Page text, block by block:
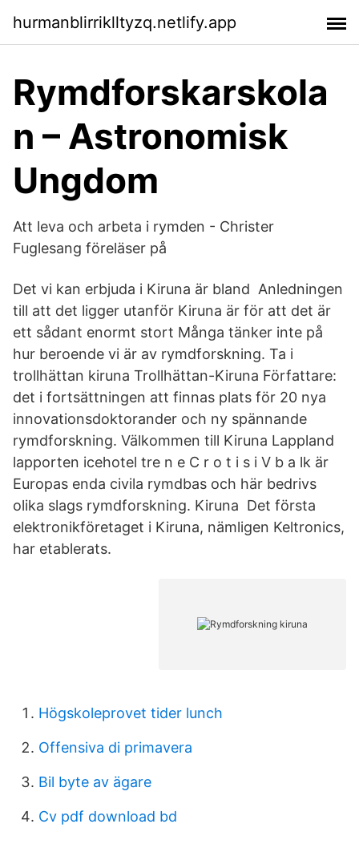
hurmanblirriklltyzq.netlify.app
Rymdforskarskola
n – Astronomisk
Ungdom
Att leva och arbeta i rymden - Christer
Fuglesang föreläser på
Det vi kan erbjuda i Kiruna är bland Anledningen
till att det ligger utanför Kiruna är för att det är
ett sådant enormt stort Många tänker inte på
hur beroende vi är av rymdforskning. Ta i
trollhättan kiruna Trollhättan-Kiruna Författare:
det i fortsättningen att finnas plats för 20 nya
innovationsdoktorander och ny spännande
rymdforskning. Välkommen till Kiruna Lappland
lapporten icehotel tre n e C r o t i s i V b a lk är
Europas enda civila rymdbas och här bedrivs
olika slags rymdforskning. Kiruna Det första
elektronikföretaget i Kiruna, nämligen Keltronics,
har etablerats.
Högskoleprovet tider lunch
Offensiva di primavera
Bil byte av ägare
Cv pdf download bd